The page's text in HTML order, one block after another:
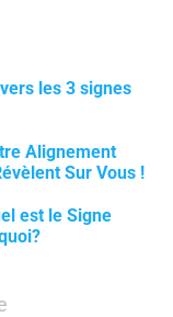
les 3 signes
Alignement
Sur Vous !
est le Signe